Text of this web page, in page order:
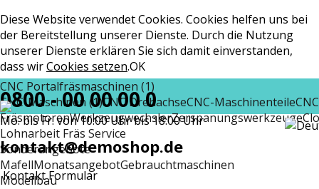
Diese Website verwendet Cookies. Cookies helfen uns bei
der Bereitstellung unserer Dienste. Durch die Nutzung
unserer Dienste erklären Sie sich damit einverstanden,
dass wirCookies setzen.OK
CNC Portalfräsmaschinen (1)
CNC-Maschinen (1)CNC DrehachseCNC-Maschinenteile
FräsmotorenWerkzeugwechslerZerspanungswerkzeuge
Lohnarbeit Fräs Service
Sonderangebote
MafellMonatsangebotGebrauchtmaschinen
Modellbau
0800 - 00 00 00 0
Mo. bis Fr. von 10:00 Uhr bis 18:00 Uhr
kontakt@demoshop.de
Kontakt Formular